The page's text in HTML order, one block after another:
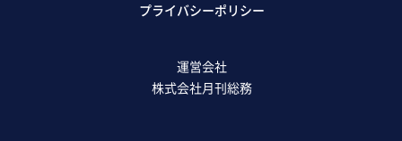
プライバシーポリシー
運営会社
株式会社月刊総務